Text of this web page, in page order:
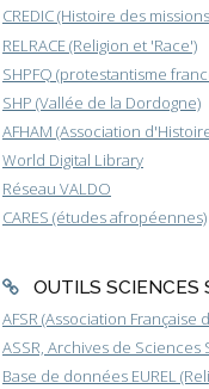
CREDIC (Histoire des
RELRACE (Religion et 'Race')
SHPFQ (protestantisme
SHP (Vallée de la Dordogne)
AFHAM (Association
World Digital Library
Réseau VALDO
CARES (études afropéennes)
OUTILS SCIENCES
AFSR (Association
ASSR, Archives de Sciences
Base de données EUREL